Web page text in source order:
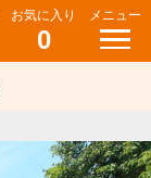
お気に入り
0
メニュー